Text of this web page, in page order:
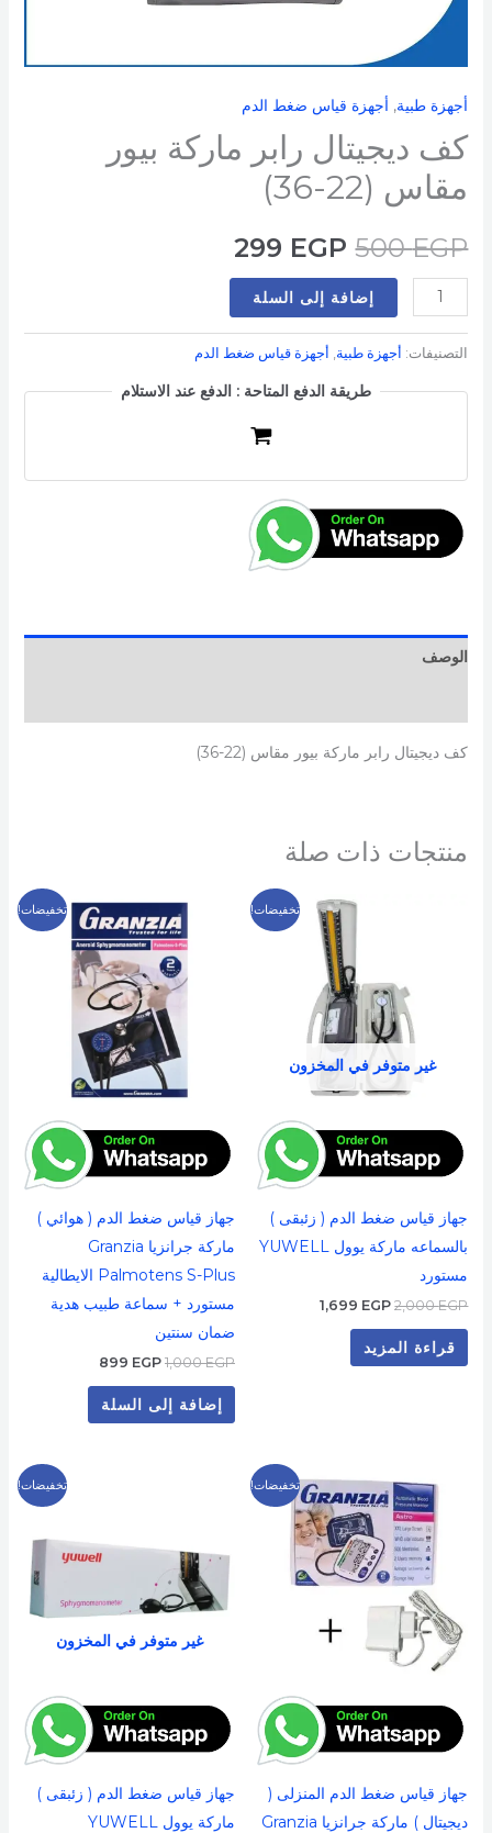
أجهزة طبية, أجهزة قياس ضغط الدم
كف ديجيتال رابر ماركة بيور
مقاس (22-36)
500EGP
299 EGP
(22-
إضافة إلى السلة
التصنيفات: أجهزة طبية, أجهزة قياس ضغط الدم
طريقة الدفع المتاحة : الدفع عند الاستلام
الوصف
كف ديجيتال رابر ماركة بيور مقاس (22-36)
منتجات ذات صلة
تخفيضات!
غير متوفر في المخزون
جهاز قياس ضغط الدم ( زئبقى )
بالسماعه ماركة يوول YUWELL
مستورد
2,000EGP
السعر
1,699 EGP
السعر
الحالي
هو:
قراءة المزيد
تخفيضات!
جهاز قياس ضغط الدم ( هوائي )
ماركة جرانزيا Granzia
Palmotens S-Plus الايطالية
مستورد + سماعة طبيب هدية
ضمان سنتين
1,000EGP
السعر
الأصلي
هو:
1,000 EGP.
899 EGP
السعر
الحالي
هو:
899 EGP.
إضافة إلى السلة
تخفيضات!
جهاز قياس ضغط الدم المنزلى (
ديجيتال ) ماركة جرانزيا Granzia
السعر
الأصلي
هو:
1,700 EGP.
السعر
الحالي
هو:
1,399 EGP.
تخفيضات!
غير متوفر في المخزون
جهاز قياس ضغط الدم ( زئبقى )
ماركة يوول YUWELL
السعر
الحالي